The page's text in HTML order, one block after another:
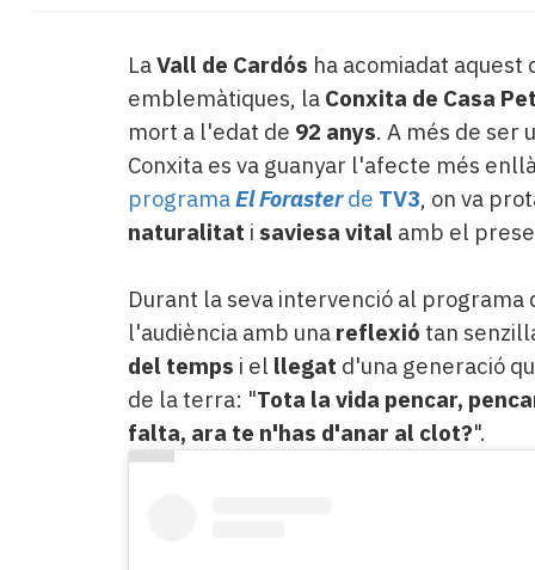
LaVall de Cardós ha acomiadat aquest
emblemàtiques, la Conxita de Casa
mort a l'edat de 92 anys. A més de ser
Conxita es va guanyar l'afecte més
programaEl Forasterde TV3, on va
naturalitat i saviesa vital amb el
Durant la seva intervenció al programa
l'audiència amb una reflexió tan
del temps i el llegat d'una generació
de la terra: "Tota la vida pencar,
falta, ara te n'has d'anar al clot?".